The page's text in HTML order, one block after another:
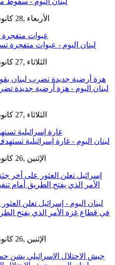
GMT 07:19 2026 الأربعاء ,28 كانون الثاني / يناير
عبوات متفجرة
GMT 18:47 2026 الثلاثاء ,27 كانون الثاني / يناير
هزة أرضية جديدة تضرب لبنان بقوة 2.5 درجات على مقياس
GMT 08:18 2026 الثلاثاء ,27 كانون الثاني / يناير
غارة إسرائيلية
GMT 16:06 2026 الإثنين ,26 كانون الثاني / يناير
إسرائيل تعلن العثور على أخر
الأمر الذي يفتح الطريق أمام
GMT 09:06 2026 الإثنين ,26 كانون الثاني / يناير
جيش الاحتلال الإسرائيلي يشن